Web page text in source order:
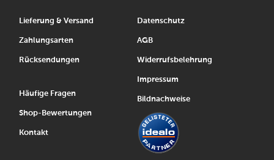
Lieferung & Versand
Zahlungsarten
Rücksendungen
Häufige Fragen
Shop-Bewertungen
Kontakt
Datenschutz
AGB
Widerrufsbelehrung
Impressum
Bildnachweise